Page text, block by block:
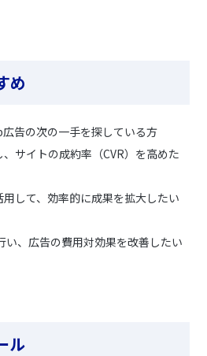
め
広告の次の一手を探している方
サイトの成約率（CVR）を高めた
して、効率的に成果を拡大したい
い、広告の費用対効果を改善したい
ル